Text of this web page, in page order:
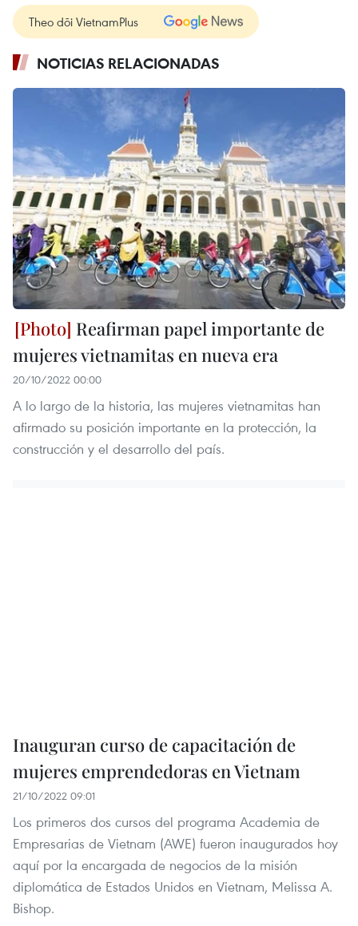
Theo dõi VietnamPlus
NOTICIAS RELACIONADAS
Reafirman papel importante de
mujeres vietnamitas en nueva era
20/10/2022 00:00
A lo largo de la historia, las mujeres vietnamitas han
afirmado su posición importante en la protección, la
construcción y el desarrollo del país.
Inauguran curso de capacitación de
mujeres emprendedoras en Vietnam
21/10/2022 09:01
Los primeros dos cursos del programa Academia de
Empresarias de Vietnam (AWE) fueron inaugurados hoy
aquí por la encargada de negocios de la misión
diplomática de Estados Unidos en Vietnam, Melissa A.
Bishop.